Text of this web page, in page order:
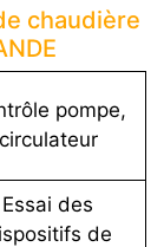
chaudière
pompe,
circulateur
Essai des
de